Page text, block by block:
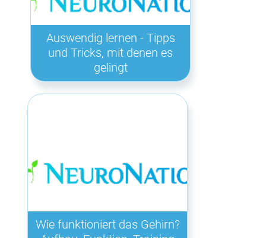
Auswendig lernen - Tipps
und Tricks, mit denen es
gelingt
Wie funktioniert das Gehirn?